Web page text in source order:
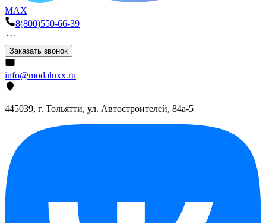
MAX
8(800)550-66-39
Заказать звонок
info@modaluxx.ru
445039, г. Тольятти, ул. Автостроителей, 84а-5